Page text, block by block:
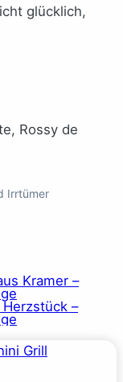
glücklich,
Rossy de
Irrtümer